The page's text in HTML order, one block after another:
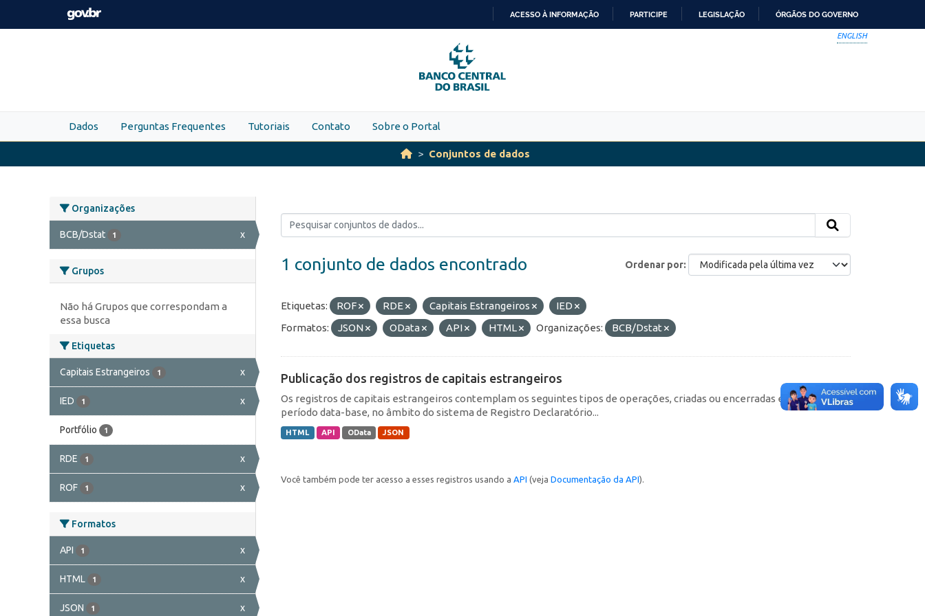
Skip to main content
PARA
O
CONTEÚDO
ACESSO À INFORMAÇÃO PARTICIPE LEGISLAÇÃO ÓRGÃOS DO GOVERNO
ENGLISH
Dados Perguntas Frequentes Tutoriais Contato Sobre o Portal
Conjuntos de dados
Organizações
BCB/Dstat 1 x
Grupos
Não há Grupos que correspondam a
essa busca
Etiquetas
Capitais Estrangeiros 1 x
IED 1 x
Portfólio 1
RDE 1 x
ROF 1 x
Formatos
API 1 x
HTML 1 x
JSON 1 x
Ordenar por
1 conjunto de dados encontrado
Etiquetas: ROF RDE Capitais Estrangeiros
IED
Formatos:
JSON OData API HTML Organizações: BCB/Dstat
Publicação dos registros de capitais estrangeiros
Os registros de capitais estrangeiros contemplam os seguintes tipos de operações, criadas ou encerradas em cada
período data-base, no âmbito do sistema de Registro Declaratório...
HTML API OData JSON
Você também pode ter acesso a esses registros usando a API (veja Documentação da API).